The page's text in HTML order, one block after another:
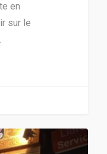
en
sur le